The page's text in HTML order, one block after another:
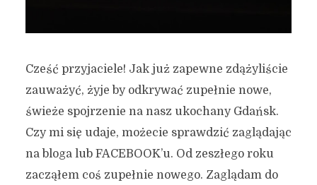
Cześć przyjaciele! Jak już zapewne zdążyliście
zauważyć, żyje by odkrywać zupełnie nowe,
świeże spojrzenie na nasz ukochany Gdańsk.
Czy mi się udaje, możecie sprawdzić zaglądając
na bloga lub FACEBOOK’u. Od zeszłego roku
zacząłem coś zupełnie nowego. Zaglądam do